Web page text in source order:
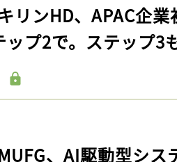
リンHD、APAC企
ップ2で。ステップ3
MUFG、AI駆動型シ